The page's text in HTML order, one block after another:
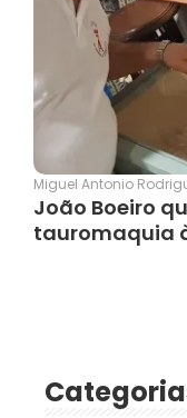
Miguel Antonio
João Boeiro
tauromaquia